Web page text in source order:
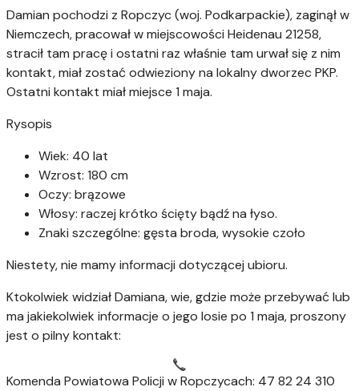
Damian pochodzi z Ropczyc (woj. Podkarpackie), zaginął w
Niemczech, pracował w miejscowości Heidenau 21258,
stracił tam pracę i ostatni raz właśnie tam urwał się z nim
kontakt, miał zostać odwieziony na lokalny dworzec PKP.
Ostatni kontakt miał miejsce 1 maja.
Rysopis
Wiek: 40 lat
Wzrost: 180 cm
Oczy: brązowe
Włosy: raczej krótko ścięty bądź na łyso.
Znaki szczególne: gęsta broda, wysokie czoło
Niestety, nie mamy informacji dotyczącej ubioru.
Ktokolwiek widział Damiana, wie, gdzie może przebywać lub
ma jakiekolwiek informacje o jego losie po 1 maja, proszony
jest o pilny kontakt:
Komenda Powiatowa Policji w Ropczycach: 47 82 24 310